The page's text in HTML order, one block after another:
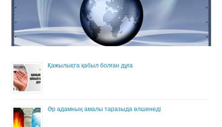
Қажылықта қабыл болған дұға
Әр адамның амалы таразыда өлшенеді